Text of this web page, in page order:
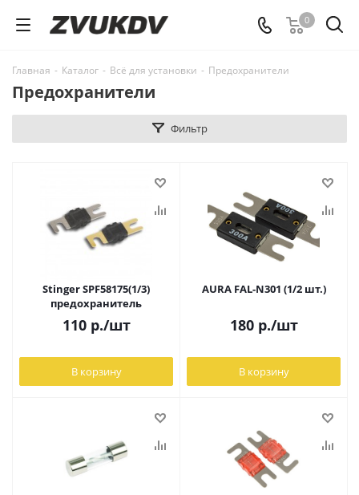
0
Главная - Каталог - Всё для установки - Предохранители
Предохранители
Фильтр
Stinger SPF58175(1/3)
предохранитель
110р./шт
В корзину
AURA FAL-N301 (1/2 шт.)
180р./шт
В корзину